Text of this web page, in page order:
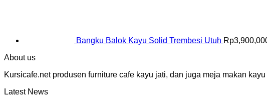
Bangku Balok Kayu Solid Trembesi Utuh Rp
About us
Kursicafe.net produsen furniture cafe kayu jati, dan juga meja makan
Latest News